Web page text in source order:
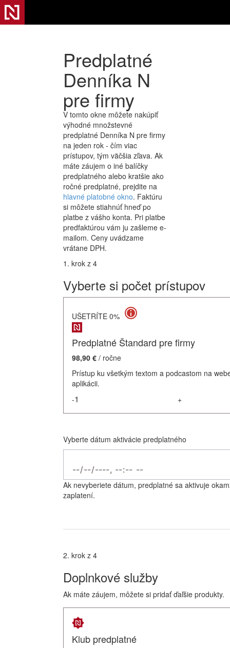
Predplatné
Denníka N
pre firmy
V tomto okne môžete nakúpiť
výhodné množstevné
predplatné Denníka N pre firmy
na jeden rok - čím viac
prístupov, tým väčšia zľava. Ak
máte záujem o iné balíčky
predplatného alebo kratšie ako
ročné predplatné, prejdite na
hlavné platobné okno. Faktúru
si môžete stiahnúť hneď po
platbe z vášho konta. Pri platbe
predfaktúrou vám ju zašleme e-
mailom. Ceny uvádzame
vrátane DPH.
1. krok z 4
Vyberte si počet prístupov
UŠETRÍTE 0%
Predplatné Štandard pre firmy
98,90 € / ročne
Prístup ku všetkým textom a podcastom na
aplikácii.
-
+
Vyberte dátum aktivácie predplatného
Ak nevyberiete dátum, predplatné sa aktivuje
zaplatení.
2. krok z 4
Doplnkové služby
Ak máte záujem, môžete si pridať ďaľšie produkty.
Klub predplatné